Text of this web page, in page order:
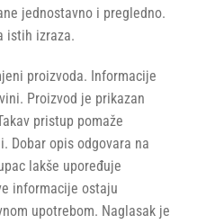
jednostavno i pregledno.
istih izraza.
proizvoda. Informacije
Proizvod je prikazan
pristup pomaže
Dobar opis odgovara na
lakše upoređuje
informacije ostaju
upotrebom. Naglasak je